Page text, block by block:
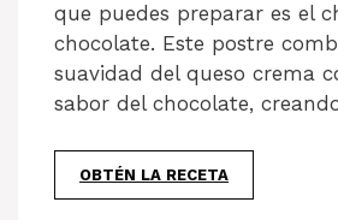
que puedes preparar es el
chocolate. Este postre
suavidad del queso crema
sabor del chocolate,
OBTÉN LA RECETA